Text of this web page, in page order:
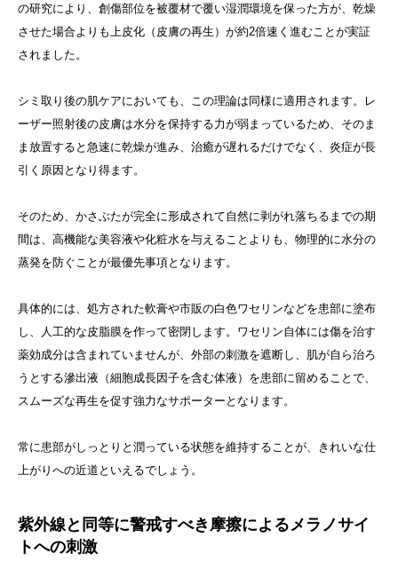
の研究により、創傷部位を被覆材で覆い湿潤環境を保った方が、乾燥
させた場合よりも上皮化（皮膚の再生）が約2倍速く進むことが実証
されました。
シミ取り後の肌ケアにおいても、この理論は同様に適用されます。レ
ーザー照射後の皮膚は水分を保持する力が弱まっているため、そのま
ま放置すると急速に乾燥が進み、治癒が遅れるだけでなく、炎症が長
引く原因となり得ます。
そのため、かさぶたが完全に形成されて自然に剥がれ落ちるまでの期
間は、高機能な美容液や化粧水を与えることよりも、物理的に水分の
蒸発を防ぐことが最優先事項となります。
具体的には、処方された軟膏や市販の白色ワセリンなどを患部に塗布
し、人工的な皮脂膜を作って密閉します。ワセリン自体には傷を治す
薬効成分は含まれていませんが、外部の刺激を遮断し、肌が自ら治ろ
うとする滲出液（細胞成長因子を含む体液）を患部に留めることで、
スムーズな再生を促す強力なサポーターとなります。
常に患部がしっとりと潤っている状態を維持することが、きれいな仕
上がりへの近道といえるでしょう。
紫外線と同等に警戒すべき摩擦によるメラノサイ
トへの刺激